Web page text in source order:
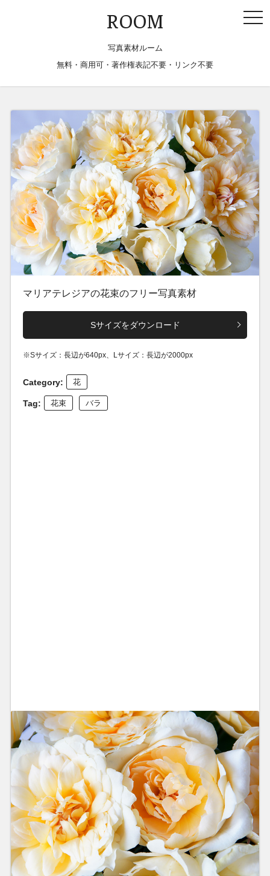
ROOM
写真素材ルーム
無料・商用可・著作権表記不要・リンク不要
マリアテレジアの花束のフリー写真素材
Sサイズをダウンロード
※Sサイズ：長辺が640px、Lサイズ：長辺が2000px
Category: 花
Tag: 花束 バラ